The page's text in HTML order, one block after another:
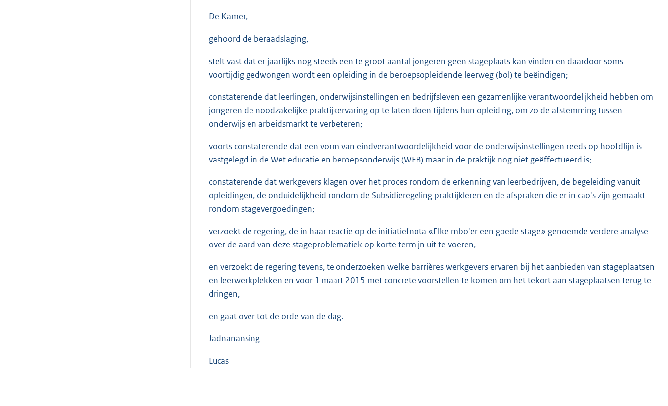
K
b
De Kamer,
gehoord de beraadslaging,
stelt vast dat er jaarlijks nog steeds een te groot aantal jongeren geen stageplaats kan vinden en daardoor soms
voortijdig gedwongen wordt een opleiding in de beroepsopleidende leerweg (bol) te beëindigen;
constaterende dat leerlingen, onderwijsinstellingen en bedrijfsleven een gezamenlijke verantwoordelijkheid hebben om
jongeren de noodzakelijke praktijkervaring op te laten doen tijdens hun opleiding, om zo de afstemming tussen
onderwijs en arbeidsmarkt te verbeteren;
voorts constaterende dat een vorm van eindverantwoordelijkheid voor de onderwijsinstellingen reeds op hoofdlijn is
vastgelegd in de Wet educatie en beroepsonderwijs (WEB) maar in de praktijk nog niet geëffectueerd is;
constaterende dat werkgevers klagen over het proces rondom de erkenning van leerbedrijven, de begeleiding vanuit
opleidingen, de onduidelijkheid rondom de Subsidieregeling praktijkleren en de afspraken die er in cao's zijn gemaakt
rondom stagevergoedingen;
verzoekt de regering, de in haar reactie op de initiatiefnota «Elke mbo'er een goede stage» genoemde verdere analyse
over de aard van deze stageproblematiek op korte termijn uit te voeren;
en verzoekt de regering tevens, te onderzoeken welke barrières werkgevers ervaren bij het aanbieden van stageplaatsen
en leerwerkplekken en voor 1 maart 2015 met concrete voorstellen te komen om het tekort aan stageplaatsen terug te
dringen,
en gaat over tot de orde van de dag.
Jadnanansing
Lucas